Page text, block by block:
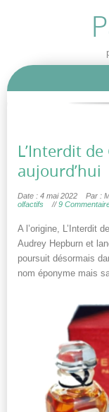
L’Interdit
aujourd’hui
Date : 4 mai 2022 Par :
olfactifs
//9
A l’origine, L’Interdit
Audrey Hepburn et
poursuit désormais
nom éponyme mais